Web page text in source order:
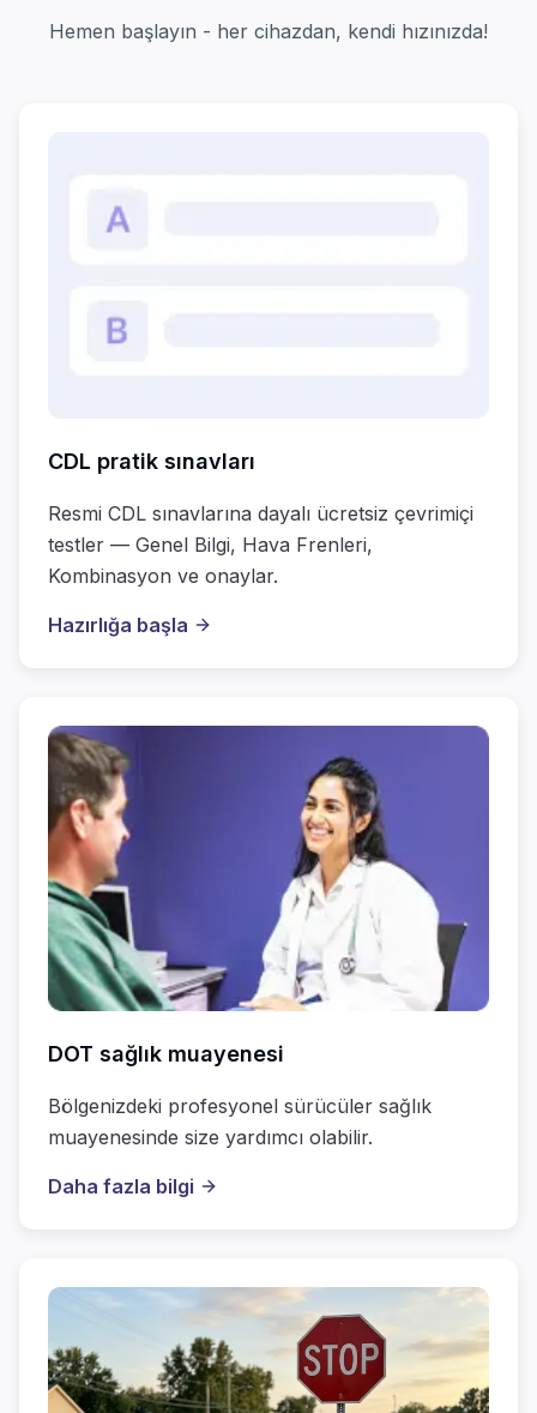
Hemen başlayın - her cihazdan, kendi hızınızda!
CDL pratik sınavları
Resmi CDL sınavlarına dayalı ücretsiz çevrimiçi
testler — Genel Bilgi, Hava Frenleri,
Kombinasyon ve onaylar.
Hazırlığa başla
DOT sağlık muayenesi
Bölgenizdeki profesyonel sürücüler sağlık
muayenesinde size yardımcı olabilir.
Daha fazla bilgi